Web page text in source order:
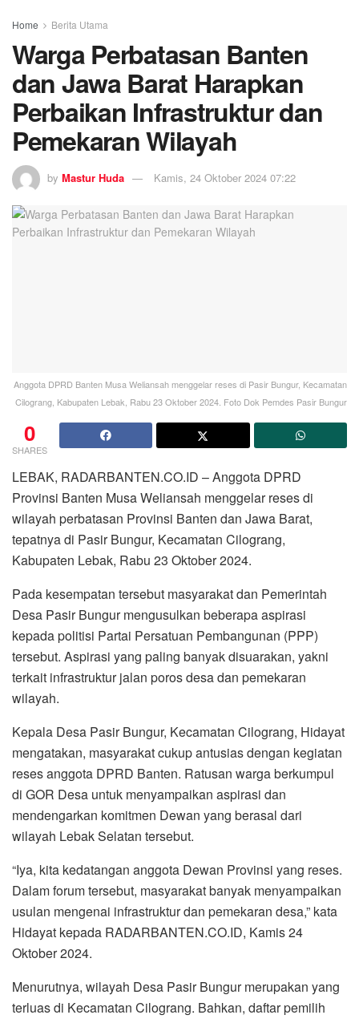
Home Berita Utama
Warga Perbatasan Banten
dan Jawa Barat Harapkan
Perbaikan Infrastruktur dan
Pemekaran Wilayah
by Mastur Huda Kamis, 24 Oktober 2024 07:22
Anggota DPRD Banten Musa Weliansah menggelar reses di Pasir Bungur, Kecamatan
Cilograng, Kabupaten Lebak, Rabu 23 Oktober 2024. Foto Dok Pemdes Pasir Bungur
0
SHARES
LEBAK, RADARBANTEN.CO.ID – Anggota DPRD
Provinsi Banten Musa Weliansah menggelar reses di
wilayah perbatasan Provinsi Banten dan Jawa Barat,
tepatnya di Pasir Bungur, Kecamatan Cilograng,
Kabupaten Lebak, Rabu 23 Oktober 2024.
Pada kesempatan tersebut masyarakat dan Pemerintah
Desa Pasir Bungur mengusulkan beberapa aspirasi
kepada politisi Partai Persatuan Pembangunan (PPP)
tersebut. Aspirasi yang paling banyak disuarakan, yakni
terkait infrastruktur jalan poros desa dan pemekaran
wilayah.
Kepala Desa Pasir Bungur, Kecamatan Cilograng, Hidayat
mengatakan, masyarakat cukup antusias dengan kegiatan
reses anggota DPRD Banten. Ratusan warga berkumpul
di GOR Desa untuk menyampaikan aspirasi dan
mendengarkan komitmen Dewan yang berasal dari
wilayah Lebak Selatan tersebut.
“Iya, kita kedatangan anggota Dewan Provinsi yang reses.
Dalam forum tersebut, masyarakat banyak menyampaikan
usulan mengenai infrastruktur dan pemekaran desa,” kata
Hidayat kepada RADARBANTEN.CO.ID, Kamis 24
Oktober 2024.
Menurutnya, wilayah Desa Pasir Bungur merupakan yang
terluas di Kecamatan Cilograng. Bahkan, daftar pemilih